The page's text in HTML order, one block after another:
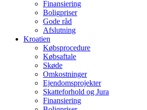
Finansiering
Boligpriser
Gode råd
Afslutning
Kroatien
Købsprocedure
Købsaftale
Skøde
Omkostninger
Ejendomsprojekter
Skatteforhold og Jura
Finansiering